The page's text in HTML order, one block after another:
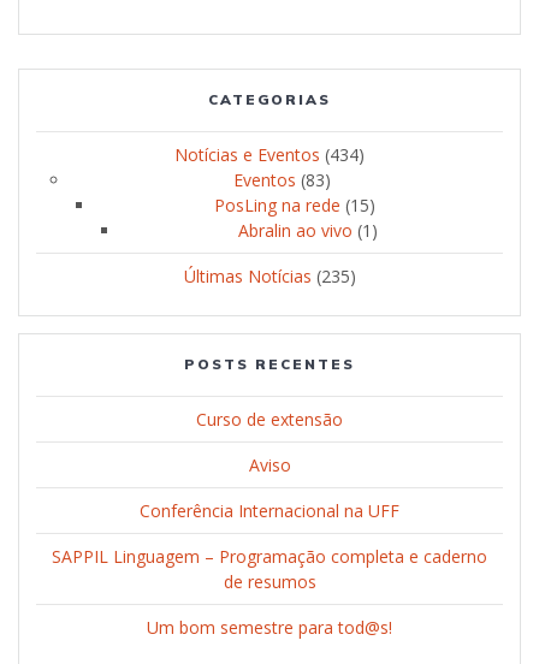
CATEGORIAS
Notícias e Eventos (434)
Eventos (83)
PosLing na rede (15)
Abralin ao vivo (1)
Últimas Notícias (235)
POSTS RECENTES
Curso de extensão
Aviso
Conferência Internacional na UFF
SAPPIL Linguagem – Programação completa e caderno
de resumos
Um bom semestre para tod@s!